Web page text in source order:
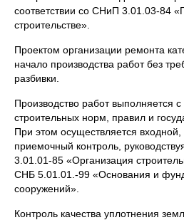
соответствии со СНиП 3.01.03-84
строительстве».
Проектом организации ремонта
начало производства работ без
разбивки.
Производство работ выполняется
строительных норм, правил и
При этом осуществляется
приемочный контроль,
3.01.01-85 «Организация
СНБ 5.01.01.-99 «Основания и
сооружений».
Контроль качества уплотнения